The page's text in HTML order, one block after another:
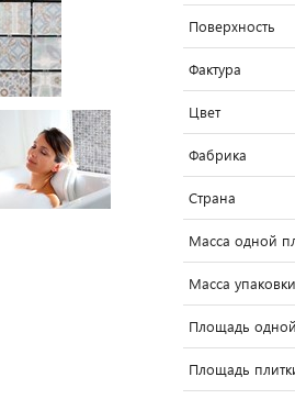
Поверхность
Фактура
Цвет
Фабрика
Страна
Масса одной
Масса
Площадь
Площадь